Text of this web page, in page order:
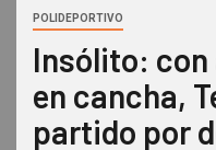
POLIDEPORTIVO
Insólito:
en cancha,
partido por